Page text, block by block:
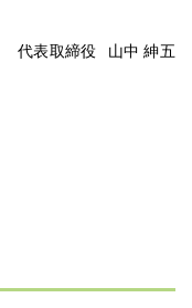
代表取締役 山中 紳五